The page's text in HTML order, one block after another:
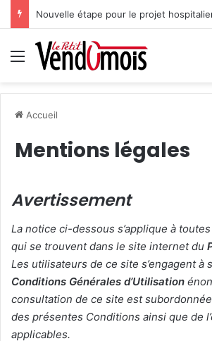
Nouvelle étape pour le projet
Menu
Accueil
Mentions légales
Avertissement
La notice ci-dessous s’applique à
qui se trouvent dans le site internet du
Les utilisateurs de ce site s’engagent à
Conditions Générales d’Utilisation
consultation de ce site est subordonnée
des présentes Conditions ainsi que de
applicables.